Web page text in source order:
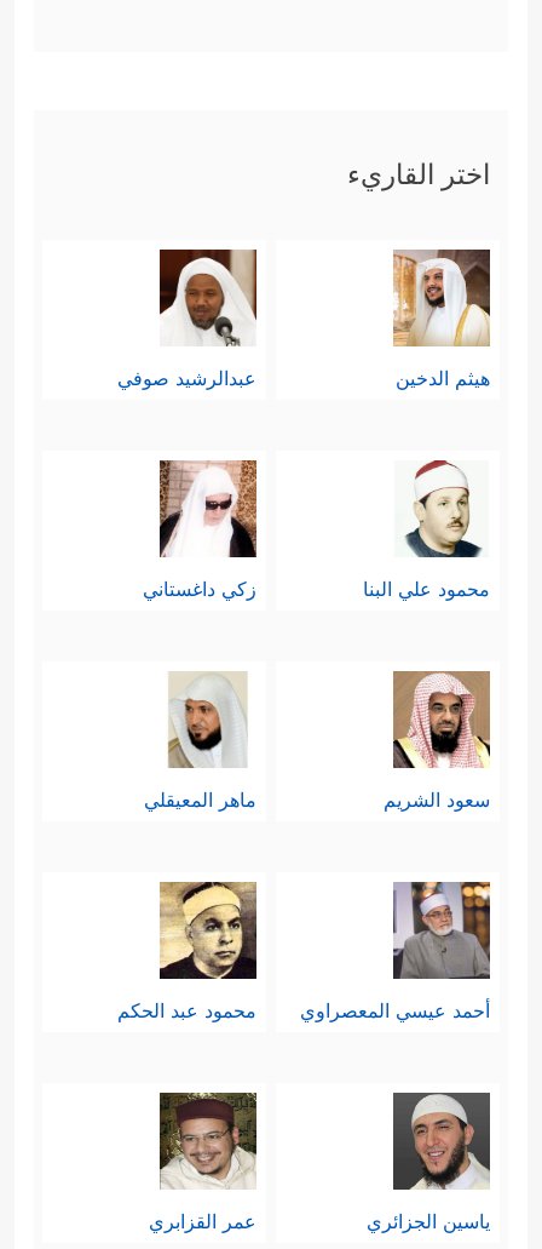
اختر القاريء
هيثم الدخين عبدالرشيد صوفي
محمود علي البنا زكي داغستاني
سعود الشريم ماهر المعيقلي
أحمد عيسي المعصراوي محمود عبد الحكم
ياسين الجزائري عمر القزابري